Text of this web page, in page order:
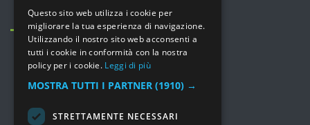
MENU
Questo sito web utilizza i cookie per
migliorare la tua esperienza di navigazione.
Utilizzando il nostro sito web acconsenti a
tutti i cookie in conformità con la nostra
policy per i cookie. Leggi di più
MOSTRA TUTTI I PARTNER (1910) →
STRETTAMENTE NECESSARI